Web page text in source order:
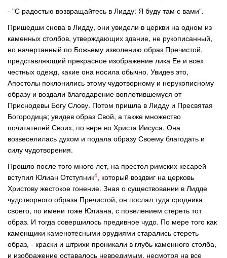
- "С радостью возвращайтесь в Лидду: Я буду там с вами".
Пришедши снова в Лидду, они увидели в церкви на одном из
каменных столбов, утверждающих здание, не рукописанный,
но начертанный по Божьему изволению образ Пречистой,
представляющий прекрасное изображение лика Ее и всех
честных одежд, какие она носила обычно. Увидев это,
Апостолы поклонились этому чудотворному и нерукописному
образу и воздали благодарение воплотившемуся от
Приснодевы Богу Слову. Потом пришла в Лидду и Пресвятая
Богородица; увидев образ Свой, а также множество
почитателей Своих, по вере во Христа Иисуса, Она
возвеселилась духом и подала образу Своему благодать и
силу чудотворения.
Прошло после того много лет, на престол римских кесарей
вступил Юлиан Отступник4, который воздвиг на церковь
Христову жестокое гонение. Зная о существовании в Лидде
чудотворного образа Пречистой, он послал туда сродника
своего, по имени тоже Юлиана, с повелением стереть тот
образ. И тогда совершилось предивное чудо. По мере того как
каменщики каменотесными орудиями старались стереть
образ, - краски и штрихи проникали в глубь каменного столба,
и изображение оставалось невредимым, несмотря на все